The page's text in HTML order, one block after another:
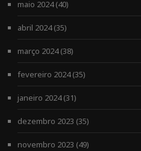
maio 2024(40)
abril 2024(35)
março 2024(38)
fevereiro 2024(35)
janeiro 2024(31)
dezembro 2023 (35)
novembro 2023 (49)